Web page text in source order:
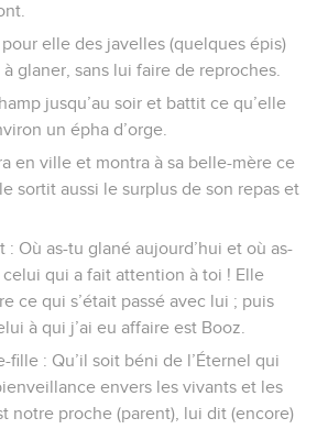
elle des javelles (quelques épis)
glaner, sans lui faire de reproches.
jusqu’au soir et battit ce qu’elle
un épha d’orge.
en ville et montra à sa belle-mère ce
sortit aussi le surplus de son repas et
: Où as-tu glané aujourd’hui et où as-
qui a fait attention à toi ! Elle
ce qui s’était passé avec lui ; puis
à qui j’ai eu affaire est Booz.
fille : Qu’il soit béni de l’Éternel qui
envers les vivants et les
notre proche (parent), lui dit (encore)